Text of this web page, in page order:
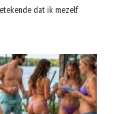
dat ik mezelf